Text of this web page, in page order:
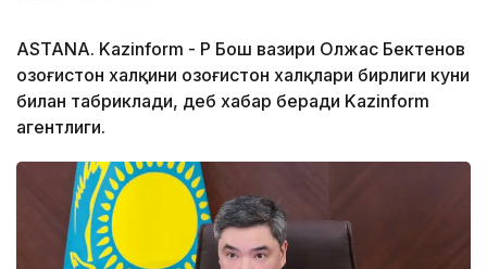
ASTANA. Kazinform - ҚР Бош вазири Олжас Бектенов
Қозоғистон халқини Қозоғистон халқлари бирлиги куни
билан табриклади, деб хабар беради Kazinform
агентлиги.